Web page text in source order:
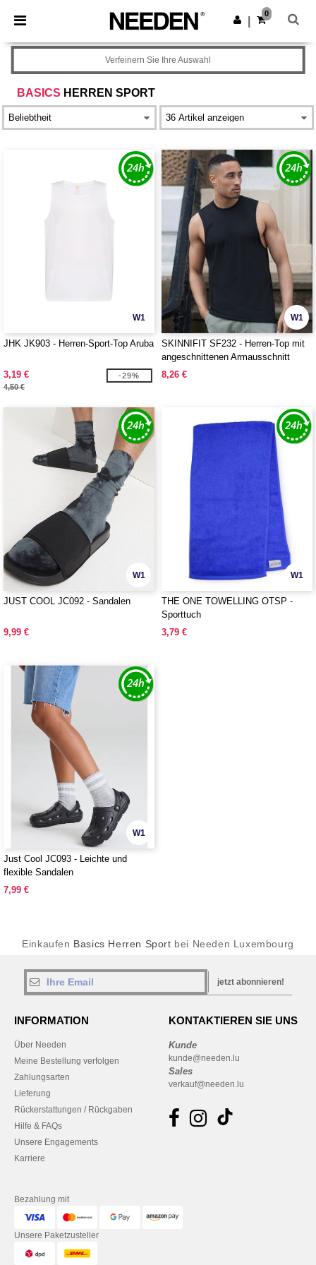
× Needen App
Bessere Preise in der App!
App holen
0
BASICS HERREN SPORT
Verfeinern Sie Ihre Auswahl
W1
JHK JK903 - Herren-Sport-Top Aruba
3,19 €
4,50 €
-29%
W1
SKINNIFIT SF232 - Herren-Top mit
angeschnittenen Armausschnitt
8,26 €
W1
JUST COOL JC092 - Sandalen
9,99 €
W1
THE ONE TOWELLING OTSP -
Sporttuch
3,79 €
W1
Just Cool JC093 - Leichte und
flexible Sandalen
7,99 €
Einkaufen Basics Herren Sport bei Needen Luxembourg
jetzt abonnieren!
INFORMATION
Über Needen
Meine Bestellung verfolgen
Zahlungsarten
Lieferung
Rückerstattungen / Rückgaben
Hilfe & FAQs
Unsere Engagements
Karriere
KONTAKTIEREN SIE UNS
Kunde
kunde@needen.lu
Sales
verkauf@needen.lu
Bezahlung mit
Unsere Paketzusteller